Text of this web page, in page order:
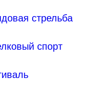
стрельба
спорт